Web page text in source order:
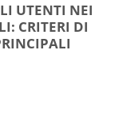
UTENTI NEI
CRITERI DI